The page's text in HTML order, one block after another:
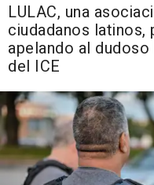
LULAC, una
ciudadanos latinos,
apelando al
del ICE